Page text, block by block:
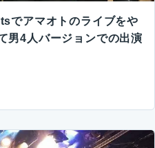
でアマオトのライブをや
男4人バージョンでの出演